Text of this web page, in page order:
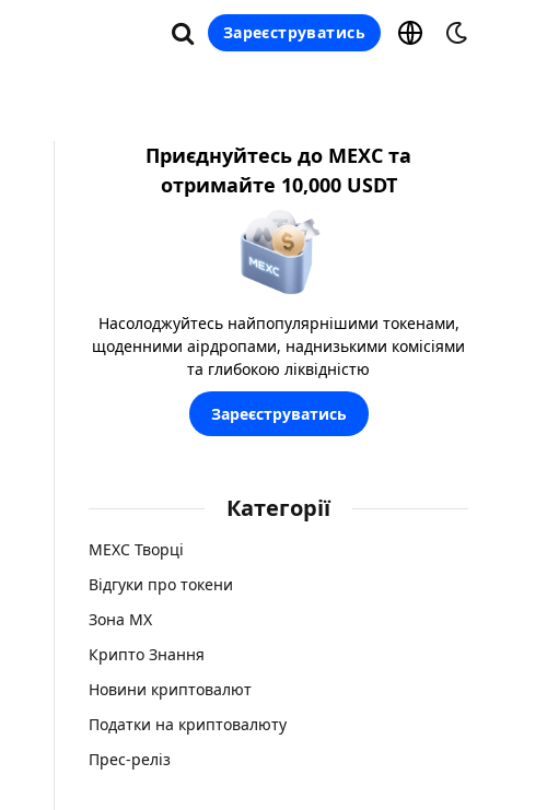
Зареєструватись
Приєднуйтесь до MEXC та
отримайте 10,000 USDT
Насолоджуйтесь найпопулярнішими токенами,
щоденними аірдропами, наднизькими комісіями
та глибокою ліквідністю
Зареєструватись
Категорії
MEXC Творці
Відгуки про токени
Зона MX
Крипто Знання
Новини криптовалют
Податки на криптовалюту
Прес-реліз